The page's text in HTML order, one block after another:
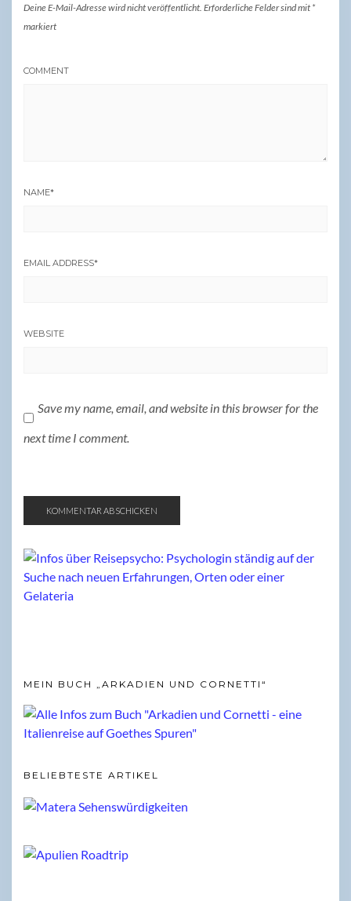
Deine E-Mail-Adresse wird nicht veröffentlicht. Erforderliche Felder sind mit *
markiert
COMMENT
NAME*
EMAIL ADDRESS*
WEBSITE
Save my name, email, and website in this browser for the
next time I comment.
MEIN BUCH „ARKADIEN UND CORNETTI“
BELIEBTESTE ARTIKEL